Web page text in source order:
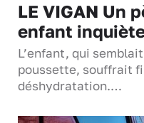
LE VIGAN Un
enfant
L’enfant, qui
poussette, souffrait
déshydratation.…